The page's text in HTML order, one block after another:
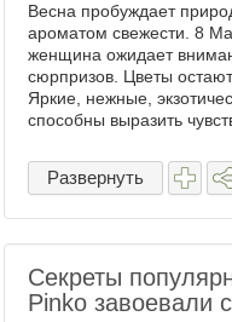
Весна пробуждает
ароматом свежести. 8
женщина ожидает
сюрпризов. Цветы
Яркие, нежные,
способны выразить
Развернуть
Секреты
Pinko завоевали